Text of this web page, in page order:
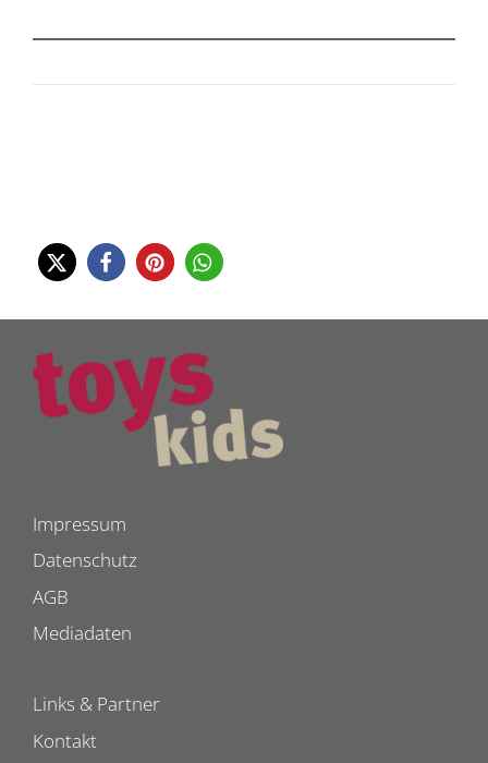
Impressum
Datenschutz
AGB
Mediadaten
Links & Partner
Kontakt